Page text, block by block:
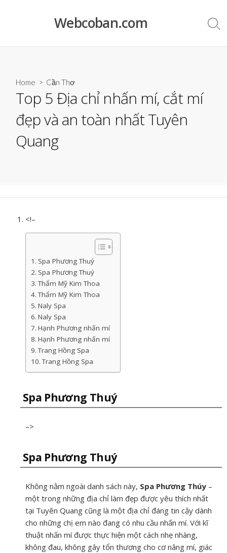
Webcoban.com
Home > Cần Thơ
Top 5 Địa chỉ nhấn mí, cắt mí
đẹp và an toàn nhất Tuyên
Quang
<!–
Spa Phương Thuý
Spa Phương Thuý
Thẩm Mỹ Kim Thoa
Thẩm Mỹ Kim Thoa
Naly Spa
Naly Spa
Hạnh Phương nhấn mí
Hạnh Phương nhấn mí
Trang Hồng Spa
Trang Hồng Spa
Spa Phương Thuý
–>
Spa Phương Thuý
Không nằm ngoài danh sách này, Spa Phương Thúy –
một trong những địa chỉ làm đẹp được yêu thích nhất
tại Tuyên Quang cũng là một địa chỉ đáng tin cậy dành
cho những chị em nào đang có nhu cầu nhấn mí. Với kĩ
thuật nhấn mí được thực hiện một cách nhẹ nhàng,
không đau, không gây tổn thương cho cơ nâng mí, giác